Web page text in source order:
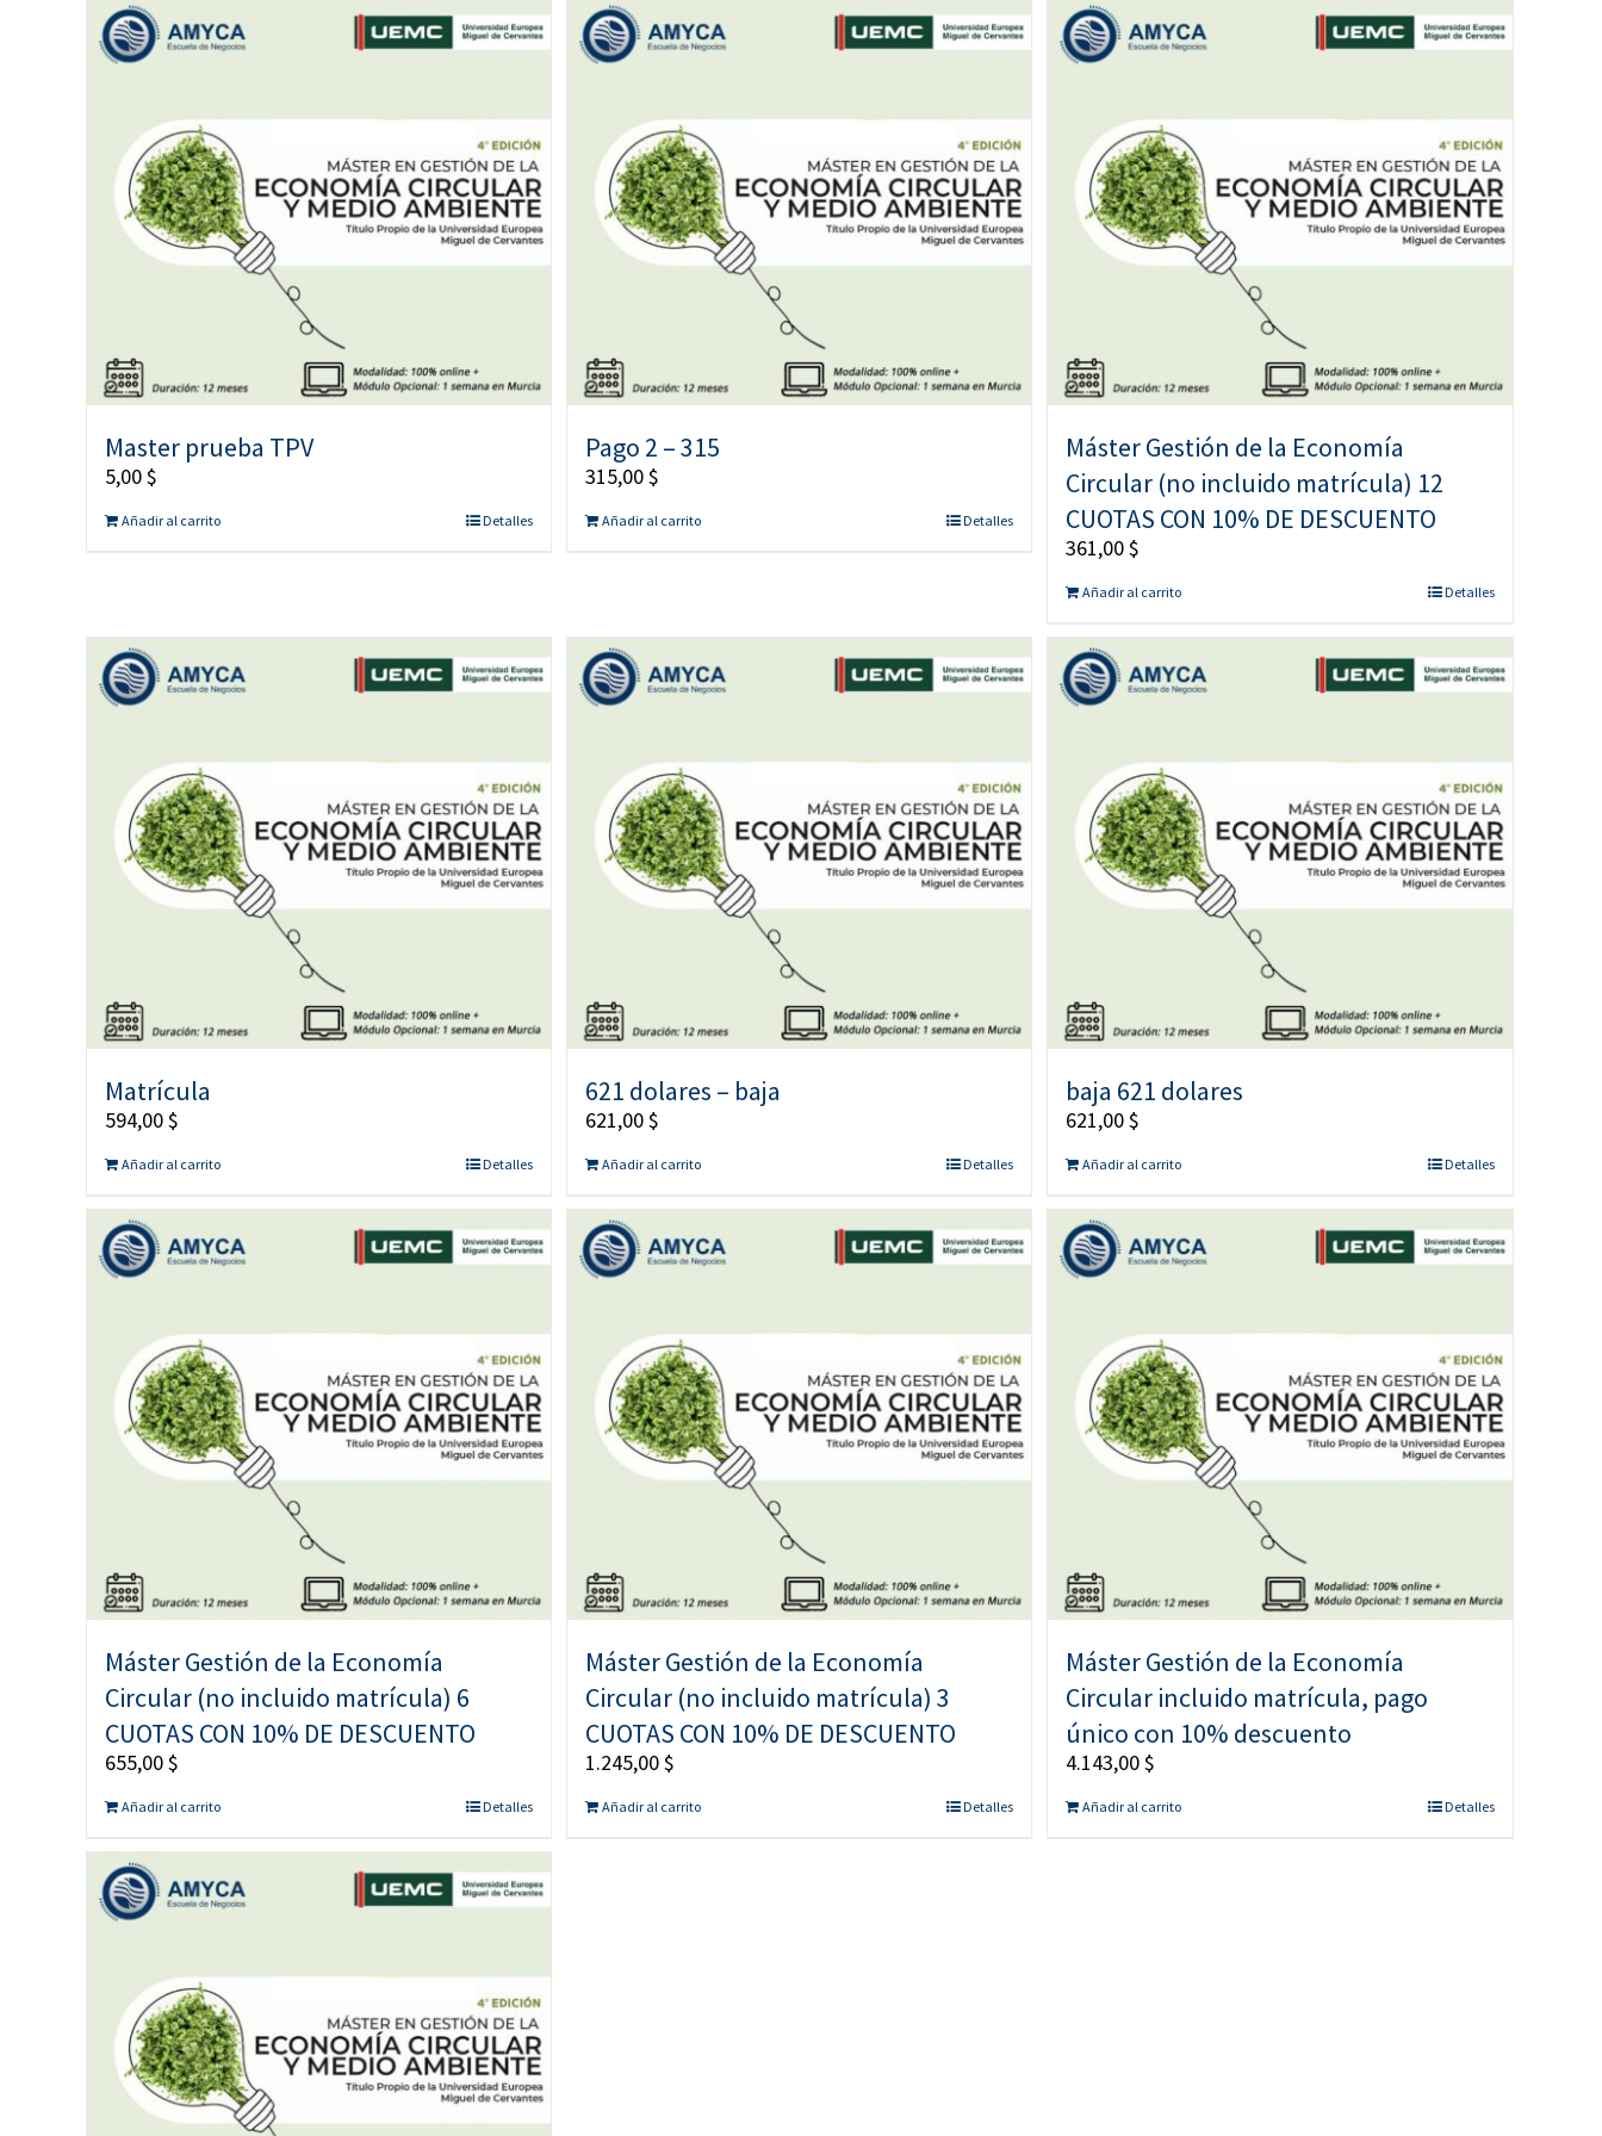
Master prueba TPV
5,00$
Añadir al carrito Detalles
Pago 2 – 315
315,00$
Añadir al carrito Detalles
Máster Gestión de la Economía
Circular (no incluido matrícula) 12
CUOTAS CON 10% DE DESCUENTO
361,00$
Añadir al carrito Detalles
Matrícula
594,00$
Añadir al carrito Detalles
621 dolares – baja
621,00$
Añadir al carrito Detalles
baja 621 dolares
621,00$
Añadir al carrito Detalles
Máster Gestión de la Economía
Circular (no incluido matrícula) 6
CUOTAS CON 10% DE DESCUENTO
655,00$
Añadir al carrito Detalles
Máster Gestión de la Economía
Circular (no incluido matrícula) 3
CUOTAS CON 10% DE DESCUENTO
1.245,00$
Añadir al carrito Detalles
Máster Gestión de la Economía
Circular incluido matrícula, pago
único con 10% descuento
4.143,00$
Añadir al carrito Detalles